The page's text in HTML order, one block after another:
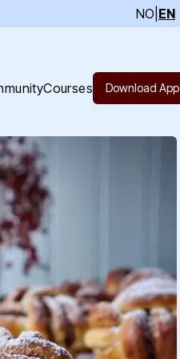
NO EN
Courses Download App